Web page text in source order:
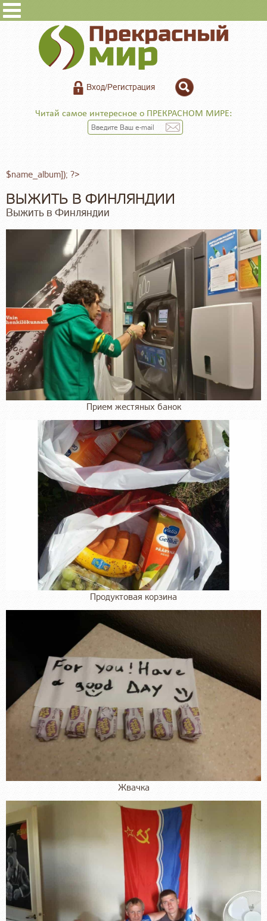
Вход/Регистрация
Читай самое интересное о ПРЕКРАСНОМ МИРЕ:
$name_album]); ?>
ВЫЖИТЬ В ФИНЛЯНДИИ
Выжить в Финляндии
Прием жестяных банок
Продуктовая корзина
Жвачка